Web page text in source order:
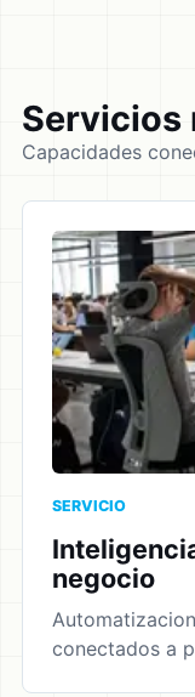
Servicios
Capacidades
SERVICIO
negocio
conectados a